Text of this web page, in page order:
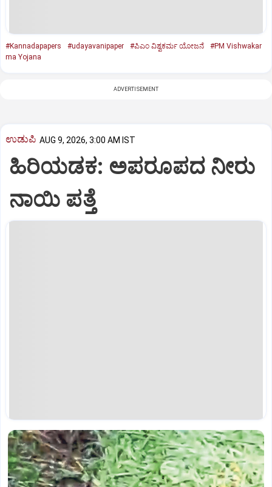
#Kannadapapers #udayavanipaper #ಪಿಎಂ ವಿಶ್ವಕರ್ಮ ಯೋಜನೆ
#PM Vishwakar
ma Yojana
ADVERTISEMENT
ಉಡುಪಿ AUG 9, 2026, 3:00 AM IST
ಹಿರಿಯಡಕ: ಅಪರೂಪದ ನೀರು
ನಾಯಿ ಪತ್ತೆ